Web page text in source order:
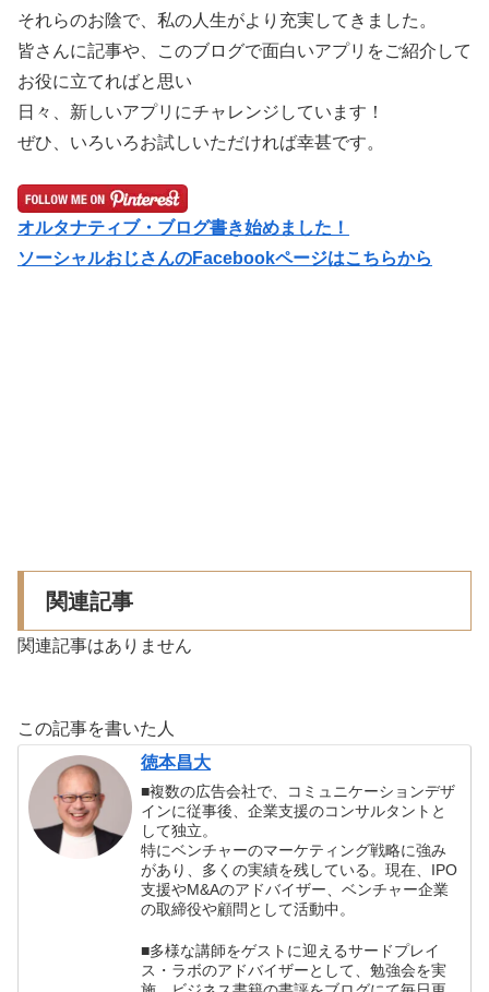
それらのお陰で、私の人生がより充実してきました。
皆さんに記事や、このブログで面白いアプリをご紹介して
お役に立てればと思い
日々、新しいアプリにチャレンジしています！
ぜひ、いろいろお試しいただければ幸甚です。
オルタナティブ・ブログ書き始めました！
ソーシャルおじさんのFacebookページはこちらから
関連記事
関連記事はありません
この記事を書いた人
徳本昌大
■複数の広告会社で、コミュニケーションデザ
インに従事後、企業支援のコンサルタントと
して独立。
特にベンチャーのマーケティング戦略に強み
があり、多くの実績を残している。現在、IPO
支援やM&Aのアドバイザー、ベンチャー企業
の取締役や顧問として活動中。
■多様な講師をゲストに迎えるサードプレイ
ス・ラボのアドバイザーとして、勉強会を実